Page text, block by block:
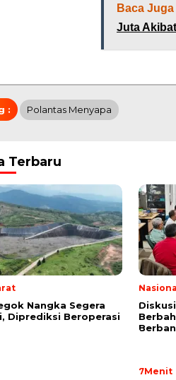
Baca Juga
Juta
: Polantas Menyapa
Terbaru
Nangka Segera
Diprediksi Beroperasi
Nasional
7Menit